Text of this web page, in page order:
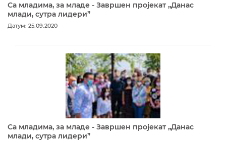
Са младима, за младе - Завршен пројекат „Данас
млади, сутра лидери”
Датум: 25.09.2020
Са младима, за младе - Завршен пројекат „Данас
млади, сутра лидери”